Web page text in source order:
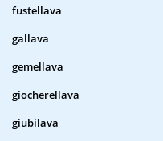
fustellava
gallava
gemellava
giocherellava
giubilava